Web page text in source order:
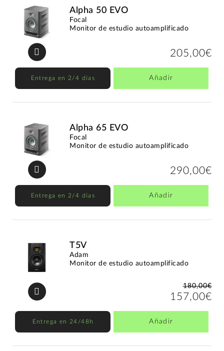
Alpha 50 EVO
Focal
Monitor de estudio autoamplificado
205,00€
Entrega en 2/4 días Añadir
Alpha 65 EVO
Focal
Monitor de estudio autoamplificado
290,00€
Entrega en 2/4 días Añadir
T5V
Adam
Monitor de estudio autoamplificado
180,00€
157,00€
Entrega en 24/48h Añadir